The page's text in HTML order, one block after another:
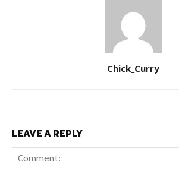
Chick_Curry
LEAVE A REPLY